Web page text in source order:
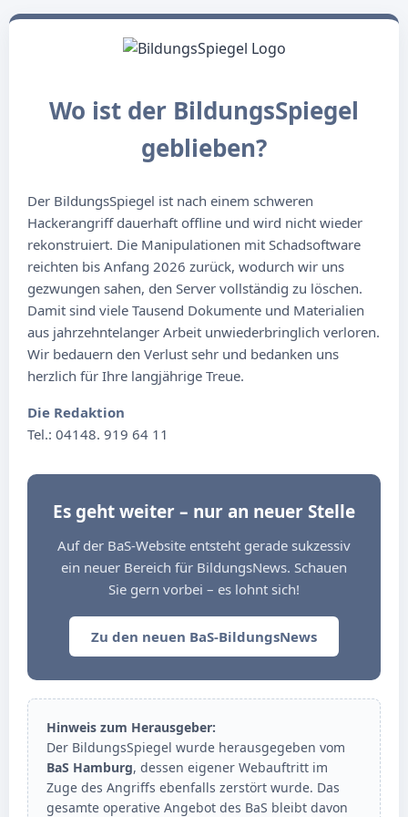
Wo ist der BildungsSpiegel
geblieben?
Der BildungsSpiegel ist nach einem schweren
Hackerangriff dauerhaft offline und wird nicht wieder
rekonstruiert. Die Manipulationen mit Schadsoftware
reichten bis Anfang 2026 zurück, wodurch wir uns
gezwungen sahen, den Server vollständig zu löschen.
Damit sind viele Tausend Dokumente und Materialien
aus jahrzehntelanger Arbeit unwiederbringlich verloren.
Wir bedauern den Verlust sehr und bedanken uns
herzlich für Ihre langjährige Treue.
Die Redaktion
Tel.: 04148. 919 64 11
Es geht weiter – nur an neuer Stelle
Auf der BaS-Website entsteht gerade sukzessiv
ein neuer Bereich für BildungsNews. Schauen
Sie gern vorbei – es lohnt sich!
Zu den neuen BaS-BildungsNews
Hinweis zum Herausgeber:
Der BildungsSpiegel wurde herausgegeben vom
BaS Hamburg, dessen eigener Webauftritt im
Zuge des Angriffs ebenfalls zerstört wurde. Das
gesamte operative Angebot des BaS bleibt davon